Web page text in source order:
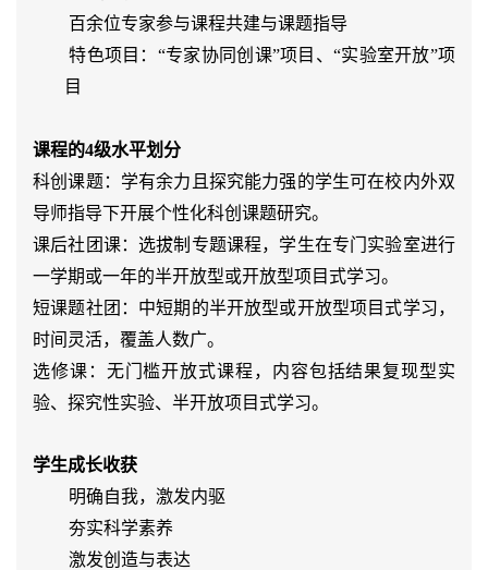
百余位专家参与课程共建与课题指导
特色项目：“专家协同创课”项目、“实验室开放”项
目
课程的4级水平划分
科创课题：学有余力且探究能力强的学生可在校内外双
导师指导下开展个性化科创课题研究。
课后社团课：选拔制专题课程，学生在专门实验室进行
一学期或一年的半开放型或开放型项目式学习。
短课题社团：中短期的半开放型或开放型项目式学习，
时间灵活，覆盖人数广。
选修课：无门槛开放式课程，内容包括结果复现型实
验、探究性实验、半开放项目式学习。
学生成长收获
明确自我，激发内驱
夯实科学素养
激发创造与表达